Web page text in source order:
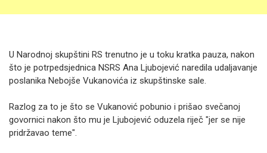
U Narodnoj skupštini RS trenutno je u toku kratka pauza, nakon
što je potrpedsjednica NSRS Ana Ljubojević naredila udaljavanje
poslanika Nebojše Vukanovića iz skupštinske sale.
Razlog za to je što se Vukanović pobunio i prišao svečanoj
govornici nakon što mu je Ljubojević oduzela riječ "jer se nije
pridržavao teme".